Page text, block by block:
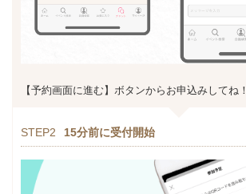
【予約画面に進む】ボタンからお申込みしてね！
STEP2 15分前に受付開始